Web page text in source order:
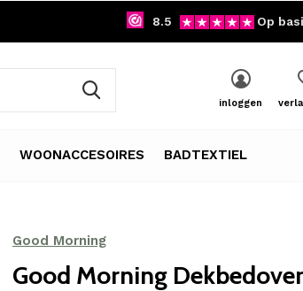
WOONACCESOIRES BADTEXTIEL
inloggen
8.5 Op
Good Morning
Good Morning